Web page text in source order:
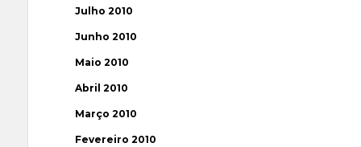
Julho 2010
Junho 2010
Maio 2010
Abril 2010
Março 2010
Fevereiro 2010